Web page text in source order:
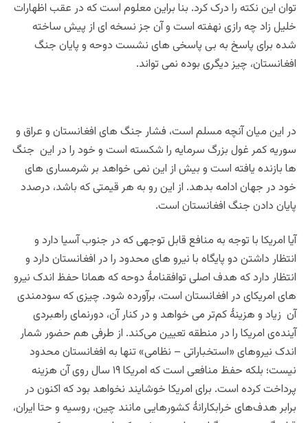
توان این نکته را درک کرد. بنا براین معلوم است که در عقب اظهارات
خلیل زاد چه رازی نهفته است و آن جز نسخه ای از پیش ساخته
شده برای پاسخ به بی پاسخی های نشست دوحه و پایان جنگ
افغانستان، چیز دیگری بوده نمی تواند.
در این میان آنچه مسلم است، فشار جنگ های افغانستان و عراق و
سوریه کمر غول بزرگ سرمایه را شکسته است و خود را در این جنگ
ها بازنده یافته است و بیش از این نمی خواهد بر شرمساری های
خود در جهان ادامه بدهد. از این رو به هر قیمتی که باشد، درصدد
پایان دادن جنگ افغانستان است.
آیا امریکا با توجه به منافع قابل توجهی که در جنوب آسیا دارد و
انتظار داشتن دو پایگاه با نیرو های محدود را در افغانستان دارد و
انتظار دارد که هدف اصلی توافقنامۀ دوحه که همانا حفظ اندک نیرو
های امریکای در افغانستان است، برآورده شود. چیزی که سودمندی
آن زیاد و هزینۀ کم‌تر می خواهد و در کنار آن، دورنمای راهبردی
آینده‌ی امریکا را در منطقه تعیین می‌کند. از طرفی هم حضور شمار
اندک نیروهای «استخباراتی – نظامی» تنها به افغانستان محدود
نیست؛ بلکه حفظ منافعی است که امریکا ۱۹ سال روی آن هزینه
پرداخت کرده است. برای امریکا خوشایند نخواهد بود که اکنون در
برابر هدف‌های خرابکارانۀ کشورهایی مانند چین، روسیه و حتا ایران،